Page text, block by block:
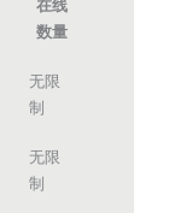
在线
数量
无限
制
无限
制